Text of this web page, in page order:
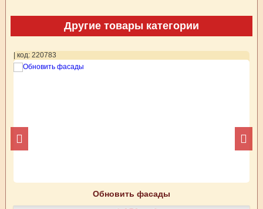
Другие товары категории
| код: 220783
Обновить фасады